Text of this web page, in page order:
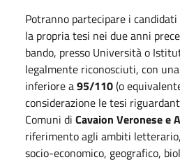
Potranno partecipare i candidati
la propria tesi nei due anni
bando, presso Università o
legalmente riconosciuti, con
inferiore a95/110(o
considerazione le tesi
Comuni di Cavaion Veronese e
riferimento agli ambiti
socio-economico, geografico,